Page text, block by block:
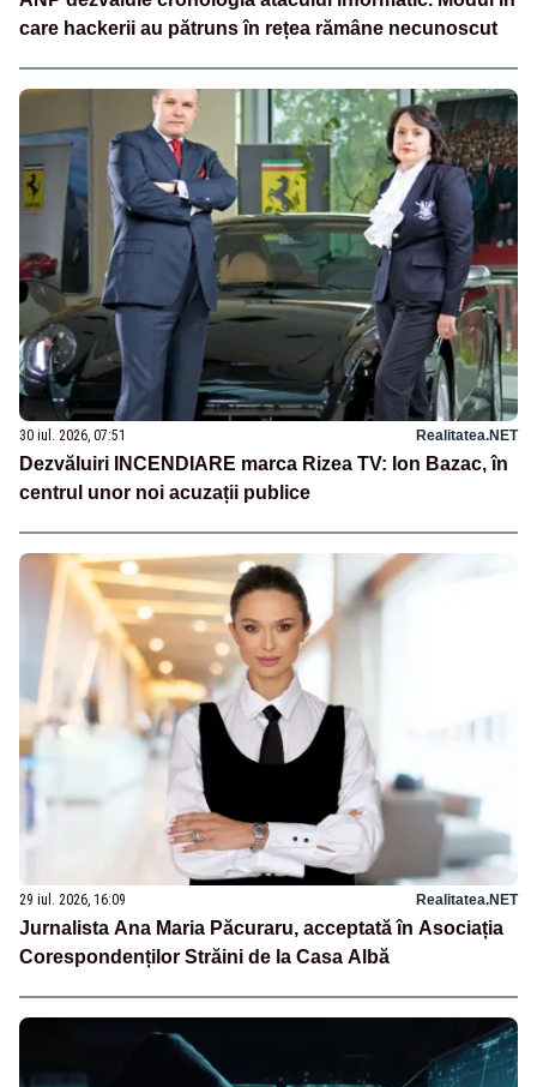
care hackerii au pătruns în rețea rămâne necunoscut
30 iul. 2026, 07:51 Realitatea.NET
Dezvăluiri INCENDIARE marca Rizea TV: Ion Bazac, în
centrul unor noi acuzații publice
29 iul. 2026, 16:09 Realitatea.NET
Jurnalista Ana Maria Păcuraru, acceptată în Asociația
Corespondenților Străini de la Casa Albă